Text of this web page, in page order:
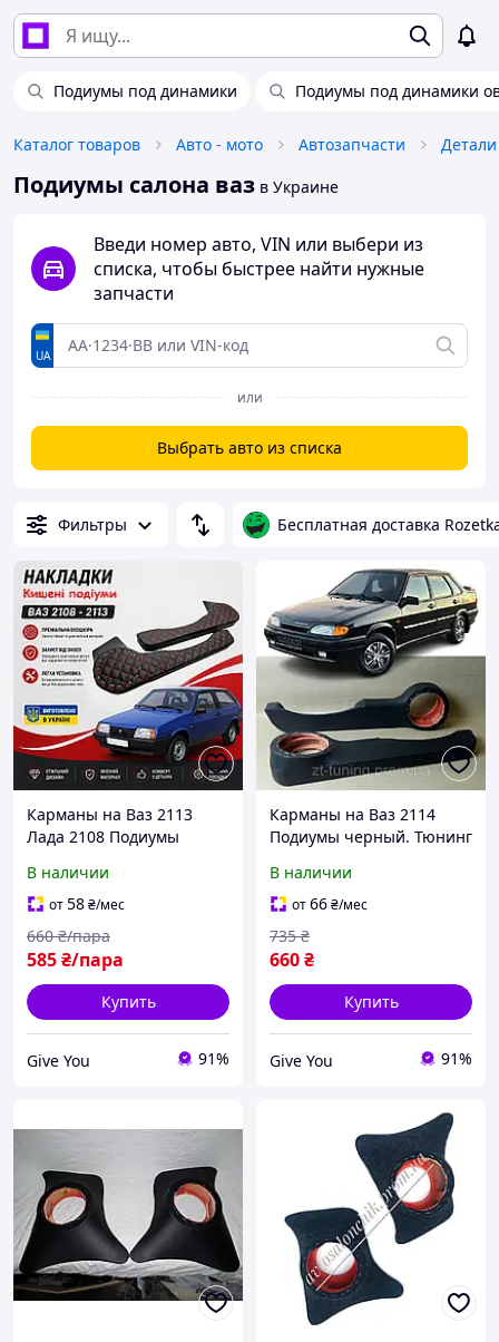
Подиумы под динамики Подиумы под динамики
Каталог товаров Авто - мото Автозапчасти
Подиумы салона ваз в Украине
Введи номер авто, VIN или выбери из
списка, чтобы быстрее найти нужные
запчасти
UA
или
Выбрать авто из списка
Фильтры Бесплатная доставка
Карманы на Ваз 2113
Лада 2108 Подиумы
Тюнинг салона.
В наличии
от58₴/мес
585₴/пара
660 ₴/пара
Купить
Give You 91%
Карманы на Ваз 2114
Подиумы черный. Тюнинг
В наличии
от66₴/мес
660₴
735 ₴
Купить
Give You 91%